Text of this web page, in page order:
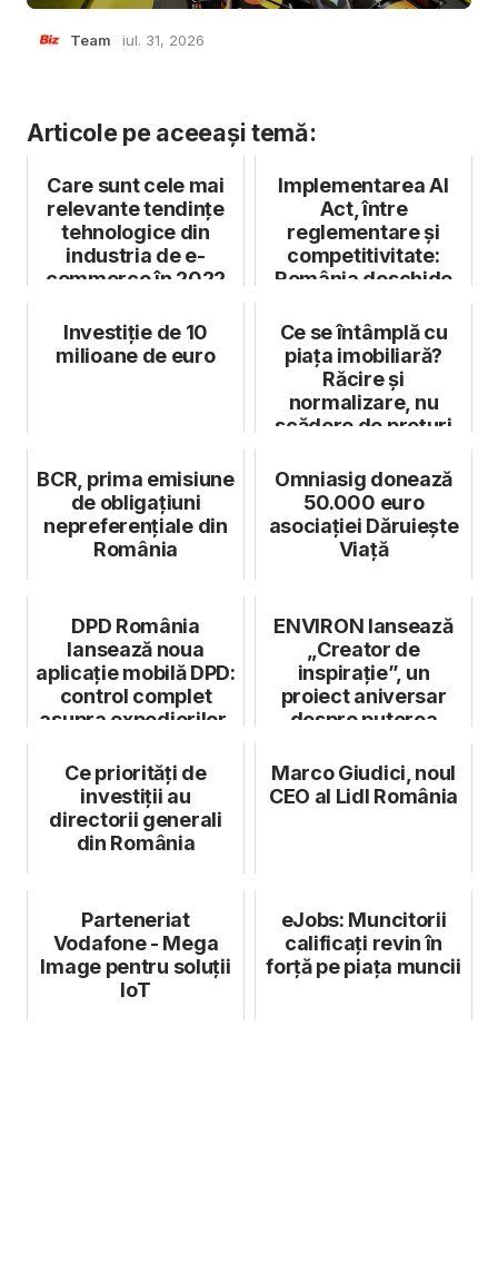
Team iul. 31, 2026
Articole pe aceeași temă:
Care sunt cele mai
relevante tendințe
tehnologice din
industria de e-
commerce în 2022
Implementarea AI
Act, între
reglementare și
competitivitate:
România deschide
Investiție de 10
milioane de euro
Ce se întâmplă cu
piața imobiliară?
Răcire și
normalizare, nu
scădere de prețuri
BCR, prima emisiune
de obligațiuni
nepreferențiale din
România
Omniasig donează
50.000 euro
asociației Dăruiește
Viață
DPD România
lansează noua
aplicație mobilă DPD:
control complet
asupra expedierilor,
ENVIRON lansează
„Creator de
inspirație”, un
proiect aniversar
despre puterea
Ce priorități de
investiții au
directorii generali
din România
Marco Giudici, noul
CEO al Lidl România
Parteneriat
Vodafone - Mega
Image pentru soluții
IoT
eJobs: Muncitorii
calificați revin în
forță pe piața muncii